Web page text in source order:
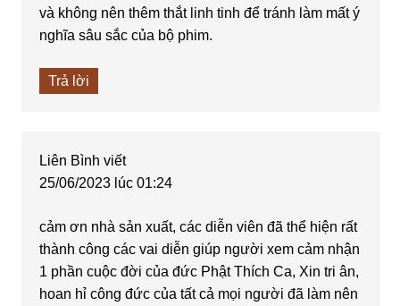
và không nên thêm thắt linh tinh để tránh làm mất ý
nghĩa sâu sắc của bộ phim.
Trả lời
Liên Bình viết
25/06/2023 lúc 01:24
cảm ơn nhà sản xuất, các diễn viên đã thể hiện rất
thành công các vai diễn giúp người xem cảm nhận
1 phần cuộc đời của đức Phật Thích Ca, Xin tri ân,
hoan hỉ công đức của tất cả mọi người đã làm nên